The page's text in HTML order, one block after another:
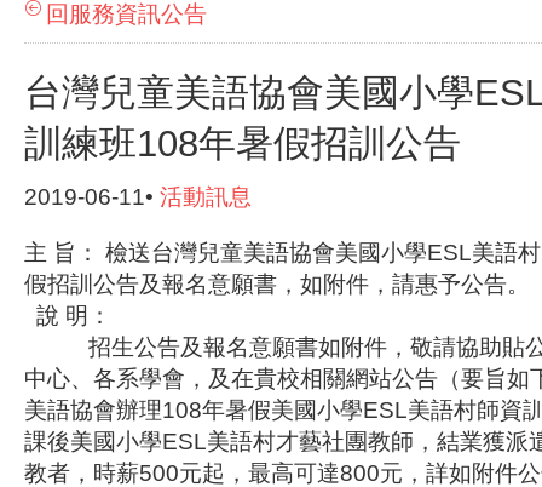
回服務資訊公告
台灣兒童美語協會美國小學
訓練班108年暑假招訓公告
2019-06-11• 活動訊息
主 旨： 檢送台灣兒童美語協會美國小學ESL美語
假招訓公告及報名意願書，如附件，請惠予公告。
說 明：
招生公告及報名意願書如附件，敬請協助貼
中心、各系學會，及在貴校相關網站公告（要旨如
美語協會辦理108年暑假美國小學ESL美語村師資
課後美國小學ESL美語村才藝社團教師，結業獲派
教者，時薪500元起，最高可達800元，詳如附件